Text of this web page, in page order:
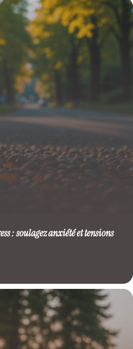
: soulagez anxiété et tensions